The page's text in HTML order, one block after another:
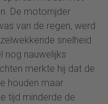
De motorrijder
van de regen, werd
snelheid
nog nauwelijks
merkte hij dat de
houden maar
tijd minderde de